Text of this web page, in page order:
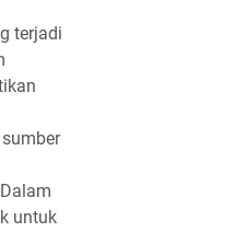
terjadi
untuk